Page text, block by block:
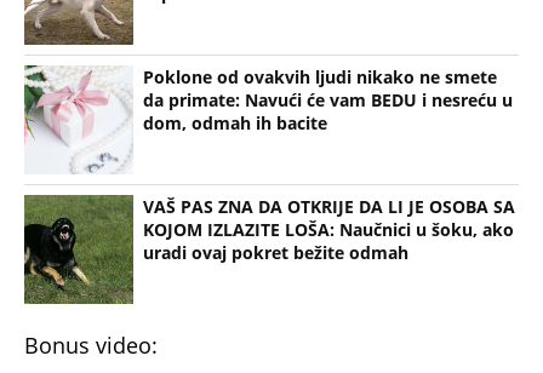
Poklone od ovakvih ljudi nikako ne smete
da primate: Navući će vam BEDU i nesreću u
dom, odmah ih bacite
VAŠ PAS ZNA DA OTKRIJE DA LI JE OSOBA SA
KOJOM IZLAZITE LOŠA: Naučnici u šoku, ako
uradi ovaj pokret bežite odmah
Bonus video: